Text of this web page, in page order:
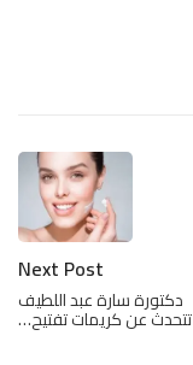
Next Post
دكتورة سارة عبد اللطيف
تتحدث عن كريمات تفتيح…